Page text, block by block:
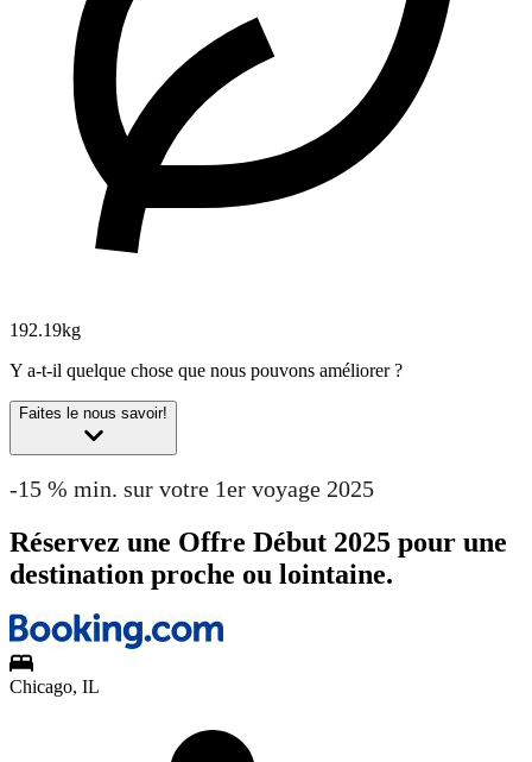
192.19kg
Y a-t-il quelque chose que nous pouvons améliorer ?
Faites le nous savoir!
-15 % min. sur votre 1er voyage 2025
Réservez une Offre Début 2025 pour une
destination proche ou lointaine.
Chicago, IL